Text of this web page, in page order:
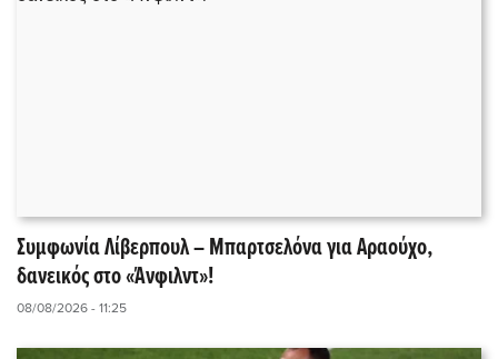
Συμφωνία Λίβερπουλ – Μπαρτσελόνα για Αραούχο,
δανεικός στο «Άνφιλντ»!
08/08/2026 - 11:25